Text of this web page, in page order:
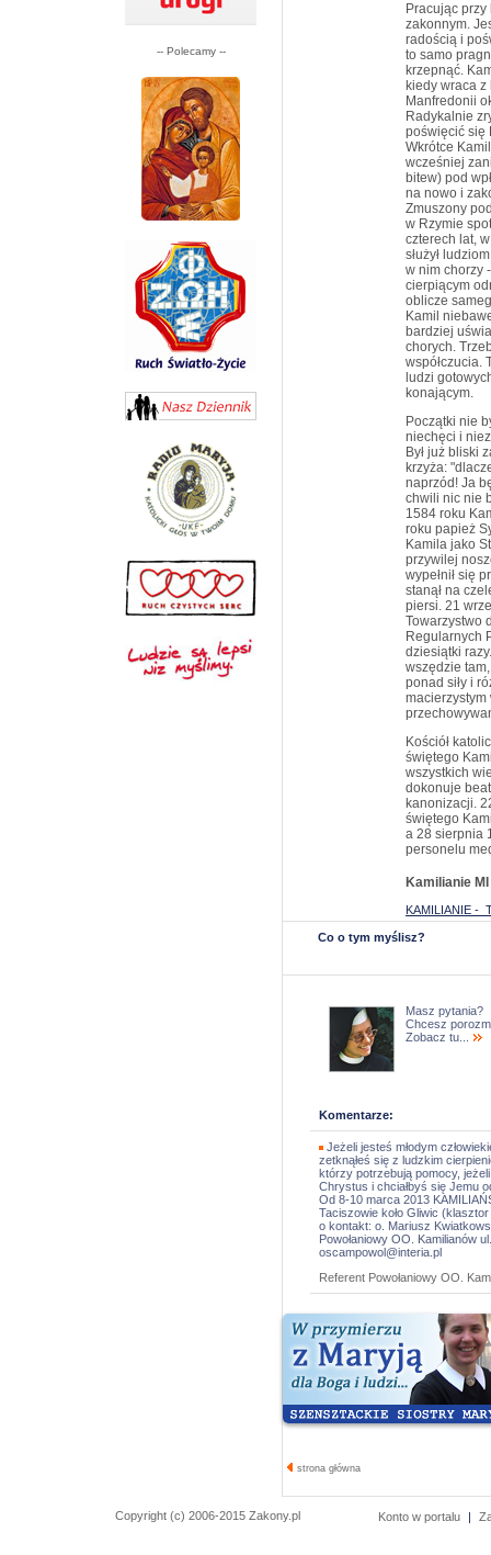
-- Polecamy --
Pracując
zakonnym.
radością i
to samo
krzepnąć.
kiedy wraca
Manfredonii
Radykalnie
poświęcić się
Wkrótce
wcześniej
bitew) pod
na nowo i
Zmuszony
w Rzymie
czterech lat,
służył
w nim chorzy
cierpiącym
oblicze
Kamil
bardziej
chorych.
współczucia.
ludzi
konającym.
Początki nie
niechęci i
Był już bliski
krzyża:
naprzód! Ja
chwili nic nie
1584 roku
roku papież
Kamila jako
przywilej
wypełnił się
stanął na
piersi. 21
Towarzystwo
Regularnych
dziesiątki
wszędzie
ponad siły i
Kościół
świętego
wszystkich
dokonuje
kanonizacji.
świętego
a 28 sierpnia
personelu
Kamilianie MI
KAMILIANIE -
Co o tym myślisz?
Masz pytania?
Chcesz
Zobacz tu...
Komentarze:
Jeżeli jesteś młodym
zetknąłeś się z ludzkim
którzy potrzebują pomocy,
Chrystus i chciałbyś się Jemu
Od 8-10 marca 2013
Taciszowie koło Gliwic
o kontakt: o. Mariusz
Powołaniowy OO. Kamilianów
oscampowol@interia.pl
Referent Powołaniowy OO.
strona główna
Copyright (c) 2006-2015 Zakony.pl Konto w portalu |